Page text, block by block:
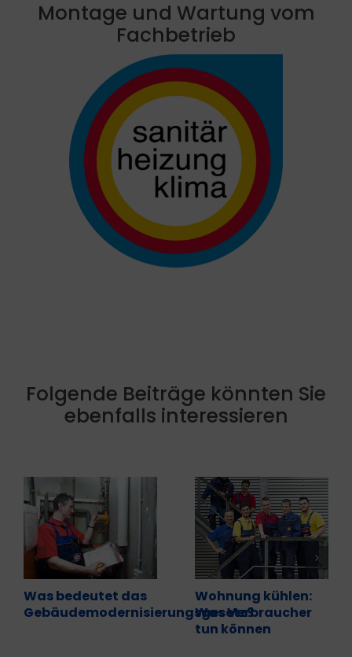
Montage und Wartung vom
Fachbetrieb
Folgende Beiträge könnten Sie
ebenfalls interessieren
Was bedeutet das
Gebäudemodernisierungsgesetz?
Wohnung kühlen:
Was Verbraucher
tun können